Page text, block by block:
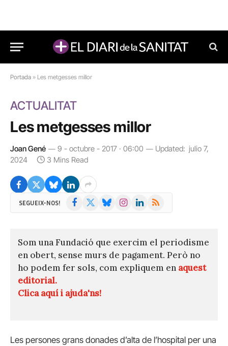
Portada » Les metgesses millor
ACTUALITAT
Les metgesses millor
Joan Gené 9 - octubre - 2017 · 06:00 Updated: julio 7,
2024
3 Mins Read
SEGUEIX-NOS! Facebook BlueskyInstagramLinkedIn
RSS
Som una Fundació que exercim el periodisme
en obert, sense murs de pagament. Però no
ho podem fer sols, com expliquem en aquest
editorial.
Clica aquí i ajuda'ns!
Les persones grans donades d’alta de l’hospital per una